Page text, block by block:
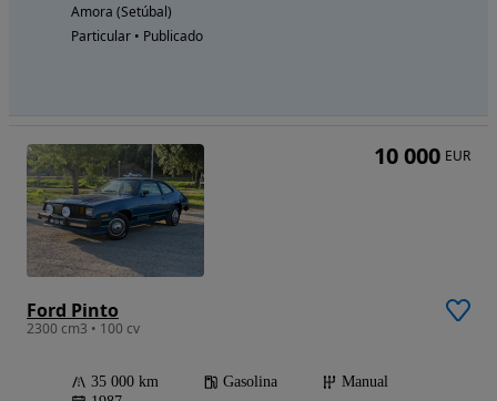
Amora (Setúbal)
Particular • Publicado
Ford Pinto
2300 cm3 • 100 cv
35 000 km Gasolina
Manual
10 000 EUR